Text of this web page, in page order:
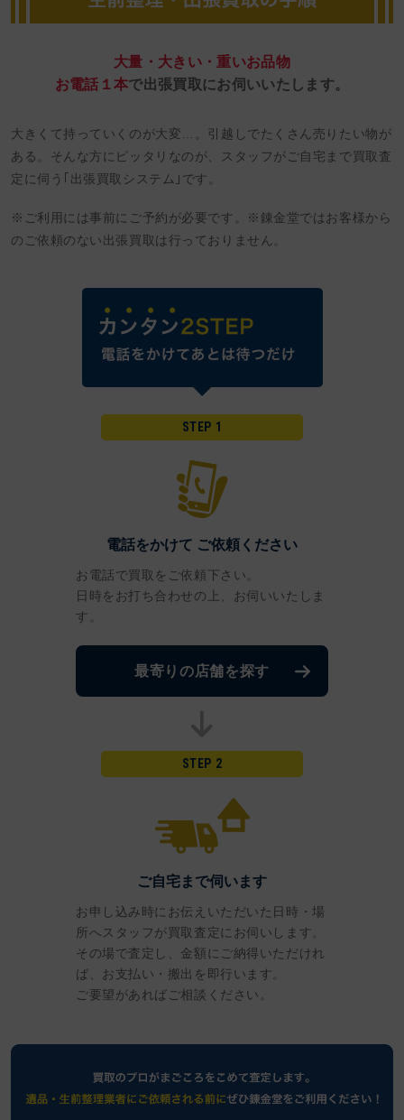
大量・大きい・重いお品物
お電話１本で出張買取にお伺いいたします。
大きくて持っていくのが大変…。引越しでたくさん売りたい物が
ある。そんな方にピッタリなのが、スタッフがご自宅まで買取査
定に伺う｢出張買取システム｣です。
※ご利用には事前にご予約が必要です。※錬金堂ではお客様から
のご依頼のない出張買取は行っておりません。
STEP 1
電話をかけて ご依頼ください
お電話で買取をご依頼下さい。
日時をお打ち合わせの上、お伺いいたしま
す。
最寄りの店舗を探す
STEP 2
ご自宅まで伺います
お申し込み時にお伝えいただいた日時・場
所へスタッフが買取査定にお伺いします。
その場で査定し、金額にご納得いただけれ
ば、お支払い・搬出を即行います。
ご要望があればご相談ください。